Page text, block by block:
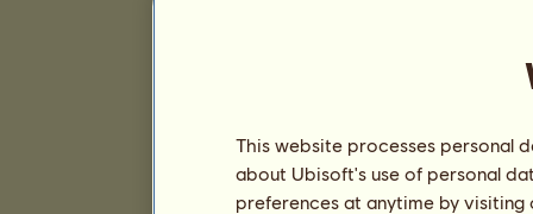
This website processes personal
about Ubisoft's use of personal
preferences at anytime by